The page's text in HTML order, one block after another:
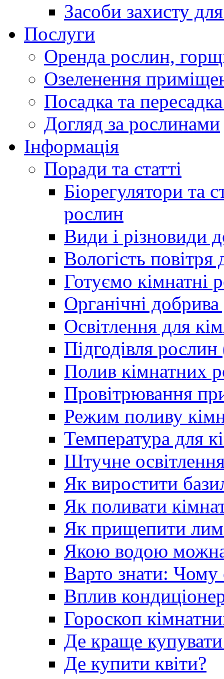
Засоби захисту
Послуги
Оренда рослин,
Озеленення
Посадка та
Догляд за рослинами
Інформація
Поради та статті
Біорегулятори та
рослин
Види і різновиди
Вологість
Готуємо кімнатні
Органічні
Освітлення для
Підгодівля
Полив кімнатних
Провітрювання
Режим поливу
Температура для
Штучне
Як виростити
Як поливати
Як прищепити
Якою водою можна
Варто знати:
Вплив
Гороскоп
Де краще
Де купити квіти?